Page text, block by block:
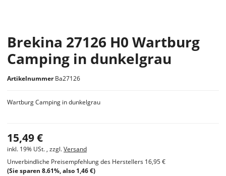
Brekina 27126 H0 Wartburg
Camping in dunkelgrau
Artikelnummer Ba27126
Wartburg Camping in dunkelgrau
15,49 €
inkl. 19% USt. , zzgl.Versand
Unverbindliche Preisempfehlung des Herstellers 16,95 €
(Sie sparen 8.61%, also 1,46 €)